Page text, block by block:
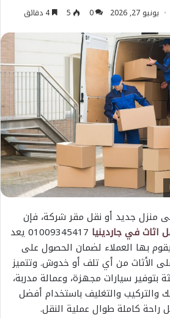
يونيو 27, 2026 0
5
منزل جديد أو نقل مقر شركة، فإن
اثاث في جاردينيا
01009345417 يعد
بها العملاء لضمان الحصول على
الأثاث من أي تلف أو خدوش. وتتميز
بتوفير سيارات مجهزة، وعمالة مدربة،
والتركيب والتغليف باستخدام أفضل
راحة كاملة طوال عملية النقل.